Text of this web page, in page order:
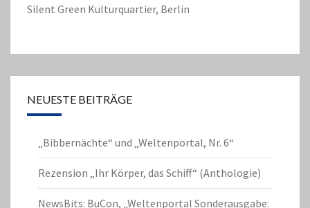
Silent Green Kulturquartier, Berlin
NEUESTE BEITRÄGE
„Bibbernächte“ und „Weltenportal, Nr. 6“
Rezension „Ihr Körper, das Schiff“ (Anthologie)
NewsBits: BuCon, „Weltenportal Sonderausgabe: